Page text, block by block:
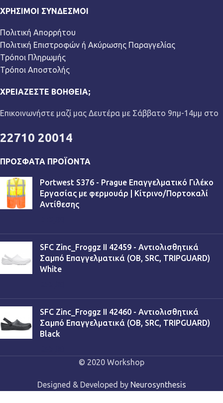
ΧΡΉΣΙΜΟΙ ΣΎΝΔΕΣΜΟΙ
Πολιτική Απορρήτου
Πολιτική Επιστροφών ή Ακύρωσης Παραγγελίας
Τρόποι Πληρωμής
Τρόποι Αποστολής
ΧΡΕΙΆΖΕΣΤΕ ΒΟΉΘΕΙΑ;
Επικοινωνήστε μαζί μας Δευτέρα με Σάββατο 9πμ-14μμ στο
22710 20014
ΠΡΌΣΦΑΤΑ ΠΡΟΪΌΝΤΑ
Portwest S376 - Prague Επαγγελματικό Γιλέκο
Εργασίας με φερμουάρ | Κίτρινο/Πορτοκαλί
Αντίθεσης
SFC Zinc_Froggz II 42459 - Αντιολισθητικά
Σαμπό Επαγγελματικά (OB, SRC, TRIPGUARD)
White
SFC Zinc_Froggz II 42460 - Αντιολισθητικά
Σαμπό Επαγγελματικά (OB, SRC, TRIPGUARD)
Black
© 2020 Workshop
Designed & Developed by Neurosynthesis